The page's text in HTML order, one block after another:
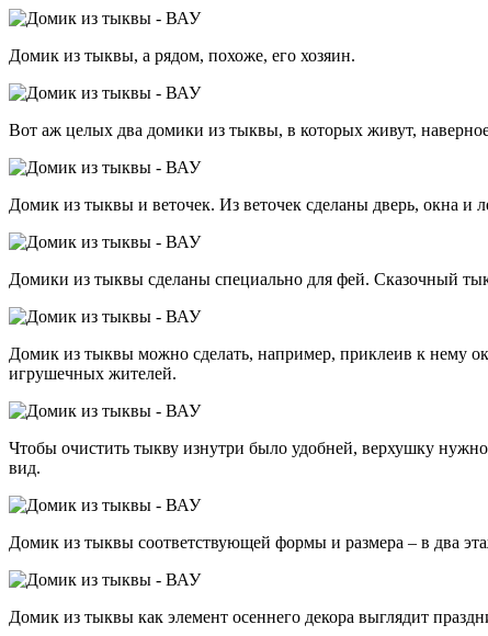
Домик из тыквы, а рядом, похоже, его хозяин.
Вот аж целых два домики из тыквы, в которых живут,
Домик из тыквы и веточек. Из веточек сделаны дверь, окна
Домики из тыквы сделаны специально для фей. Сказочный
Домик из тыквы можно сделать, например, приклеив к нему
игрушечных жителей.
Чтобы очистить тыкву изнутри было удобней, верхушку
вид.
Домик из тыквы соответствующей формы и размера – в два
Домик из тыквы как элемент осеннего декора выглядит